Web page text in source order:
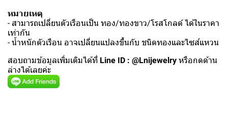
หมายเหตุ
- สามารถเปลี่ยนตัวเรือนเป็น ทอง/ทองขาว/โรสโกลด์ ได้ในราคา
เท่ากัน
- น้ำหนักตัวเรือน อาจเปลี่ยนแปลงขึ้นกับ ชนิดทองและไซส์แหวน
สอบถามข้อมูลเพิ่มเติมได้ที่ Line ID : @Lnijewelry หรือกดด้าน
ล่างได้เลยค่ะ